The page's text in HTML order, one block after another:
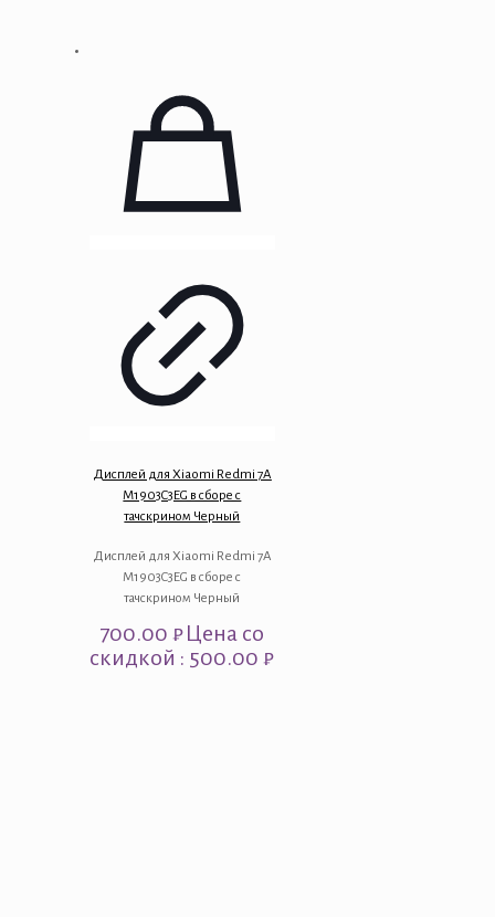
Дисплей для Xiaomi Redmi 7A
M1903C3EG в сборе с
тачскрином Черный
Дисплей для Xiaomi Redmi 7A
M1903C3EG в сборе с
тачскрином Черный
700.00₽Цена со
скидкой : 500.00 ₽